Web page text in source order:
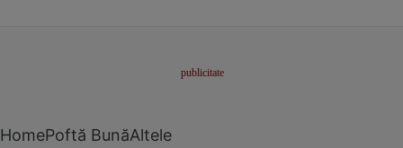
HomePoftă BunăAltele